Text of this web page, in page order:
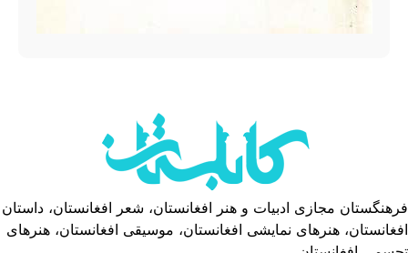
فرهنگستان مجازی ادبیات و هنر افغانستان، شعر افغانستان، داستان
افغانستان، هنرهای نمایشی افغانستان، موسیقی افغانستان، هنرهای